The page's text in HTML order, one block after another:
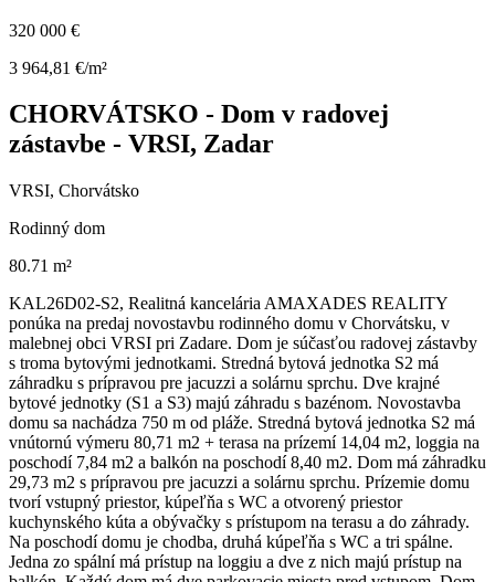
320 000 €
3 964,81 €/m²
CHORVÁTSKO - Dom v radovej
zástavbe - VRSI, Zadar
VRSI, Chorvátsko
Rodinný dom
80.71 m²
KAL26D02-S2, Realitná kancelária AMAXADES REALITY
ponúka na predaj novostavbu rodinného domu v Chorvátsku, v
malebnej obci VRSI pri Zadare. Dom je súčasťou radovej zástavby
s troma bytovými jednotkami. Stredná bytová jednotka S2 má
záhradku s prípravou pre jacuzzi a solárnu sprchu. Dve krajné
bytové jednotky (S1 a S3) majú záhradu s bazénom. Novostavba
domu sa nachádza 750 m od pláže. Stredná bytová jednotka S2 má
vnútornú výmeru 80,71 m2 + terasa na prízemí 14,04 m2, loggia na
poschodí 7,84 m2 a balkón na poschodí 8,40 m2. Dom má záhradku
29,73 m2 s prípravou pre jacuzzi a solárnu sprchu. Prízemie domu
tvorí vstupný priestor, kúpeľňa s WC a otvorený priestor
kuchynského kúta a obývačky s prístupom na terasu a do záhrady.
Na poschodí domu je chodba, druhá kúpeľňa s WC a tri spálne.
Jedna zo spální má prístup na loggiu a dve z nich majú prístup na